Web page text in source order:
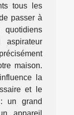
tous les
passer à
quotidiens
aspirateur
maison.
la
et le
: un grand
appareil